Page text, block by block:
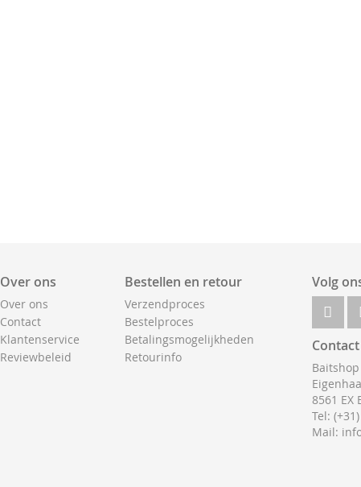
Over ons
Over ons
Contact
Klantenservice
Reviewbeleid
Bestellen en retour
Verzendproces
Bestelproces
Betalingsmogelijkheden
Retourinfo
Volg
Contact
Baitshop
8561 EX
Tel:
Mail: